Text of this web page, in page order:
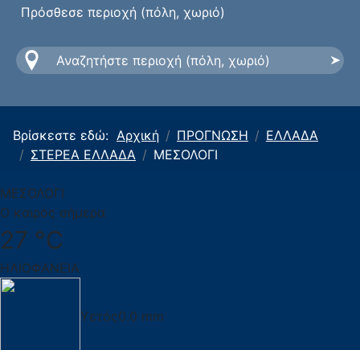
Πρόσθεσε περιοχή (πόλη, χωριό)
Βρίσκεστε εδώ: Αρχική ΠΡΟΓΝΩΣΗ
ΕΛΛΑΔΑ
ΣΤΕΡΕΑ ΕΛΛΑΔΑ
ΜΕΣΟΛΟΓΙ
ΜΕΣΟΛΟΓΙ
Ο καιρός σήμερα
27 °C
ΗΛΙΟΦΑΝΕΙΑ
Υετός0.0 mm